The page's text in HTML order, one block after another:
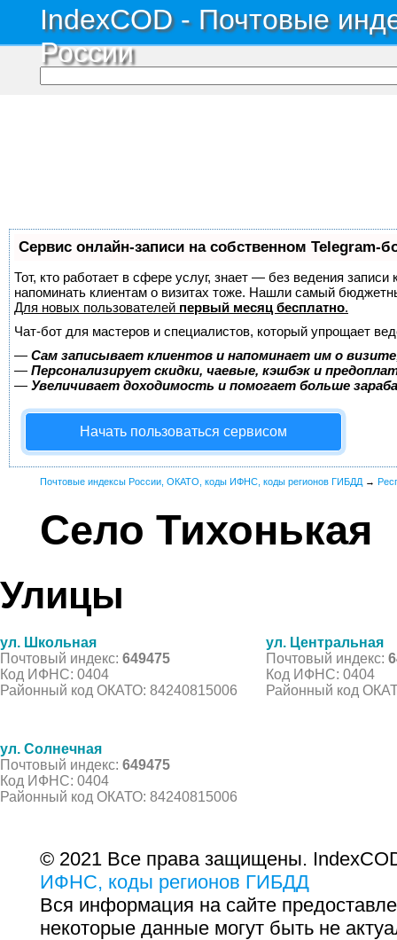
IndexCOD - Почтовые
России
Сервис онлайн-записи на собственном Telegram-
Тот, кто работает в сфере услуг, знает — без ведения
напоминать клиентам о визитах тоже. Нашли самый
Для новых пользователей первый месяц бесплатно.
Чат-бот для мастеров и специалистов, который упрощает
— Сам записывает клиентов и напоминает им о
— Персонализирует скидки, чаевые, кэшбэк и
— Увеличивает доходимость и помогает больше
Начать пользоваться сервисом
Почтовые индексы России, ОКАТО, коды ИФНС, коды регионов ГИБДД →
Село Тихонькая
Улицы
ул. Школьная
Почтовый индекс: 649475
Код ИФНС: 0404
Районный код ОКАТО: 84240815006
ул. Центральная
Почтовый индекс:
Код ИФНС: 0404
Районный код
ул. Солнечная
Почтовый индекс: 649475
Код ИФНС: 0404
Районный код ОКАТО: 84240815006
© 2021 Все права защищены.
ИФНС, коды регионов ГИБДД
Вся информация на сайте
некоторые данные могут быть не